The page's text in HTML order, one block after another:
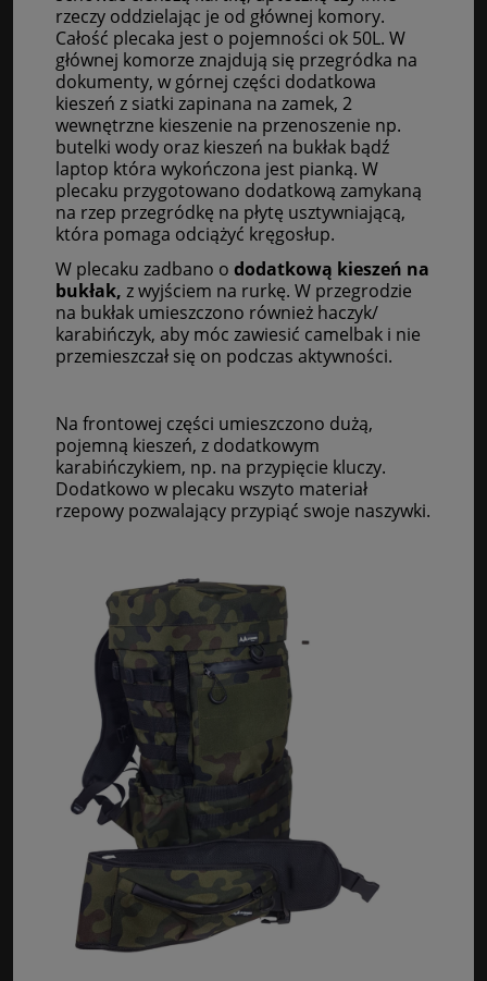
rzeczy oddzielając je od głównej komory.
Całość plecaka jest o pojemności ok 50L. W
głównej komorze znajdują się przegródka na
dokumenty, w górnej części dodatkowa
kieszeń z siatki zapinana na zamek, 2
wewnętrzne kieszenie na przenoszenie np.
butelki wody oraz kieszeń na bukłak bądź
laptop która wykończona jest pianką. W
plecaku przygotowano dodatkową zamykaną
na rzep przegródkę na płytę usztywniającą,
która pomaga odciążyć kręgosłup.
W plecaku zadbano o dodatkową kieszeń na
bukłak, z wyjściem na rurkę. W przegrodzie
na bukłak umieszczono również haczyk/
karabińczyk, aby móc zawiesić camelbak i nie
przemieszczał się on podczas aktywności.
Na frontowej części umieszczono dużą,
pojemną kieszeń, z dodatkowym
karabińczykiem, np. na przypięcie kluczy.
Dodatkowo w plecaku wszyto materiał
rzepowy pozwalający przypiąć swoje naszywki.